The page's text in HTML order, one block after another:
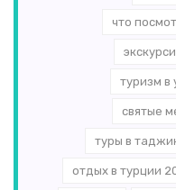
что
туризм в
святые
туры в
отдых в турции